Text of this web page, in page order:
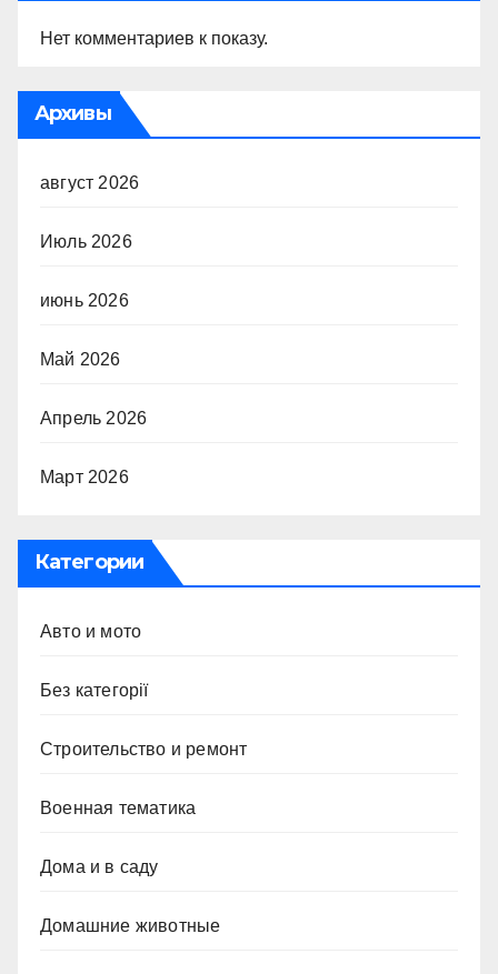
Нет комментариев к показу.
Архивы
август 2026
Июль 2026
июнь 2026
Май 2026
Апрель 2026
Март 2026
Категории
Авто и мото
Без категорії
Строительство и ремонт
Военная тематика
Дома и в саду
Домашние животные